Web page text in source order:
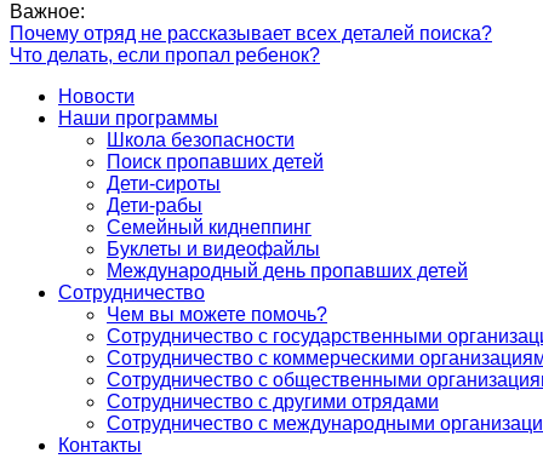
Важное:
Почему отряд не рассказывает всех деталей поиска?
Что делать, если пропал ребенок?
Новости
Наши программы
Школа безопасности
Поиск пропавших детей
Дети-сироты
Дети-рабы
Семейный киднеппинг
Буклеты и видеофайлы
Международный день пропавших детей
Сотрудничество
Чем вы можете помочь?
Сотрудничество с государственными
Сотрудничество с коммерческими
Сотрудничество с общественными
Сотрудничество с другими отрядами
Сотрудничество с международными
Контакты